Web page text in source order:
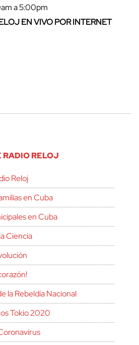
a 5:00pm
EN VIVO POR INTERNET
RADIO RELOJ
Reloj
en Cuba
en Cuba
Ciencia
la Rebeldía Nacional
Tokio 2020